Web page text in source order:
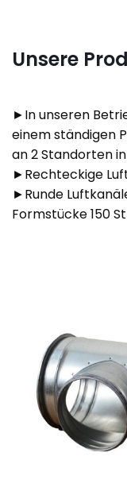
Unsere
►In unseren
einem ständigen
an 2 Standorten
►Rechteckige
►Runde
Formstücke 150